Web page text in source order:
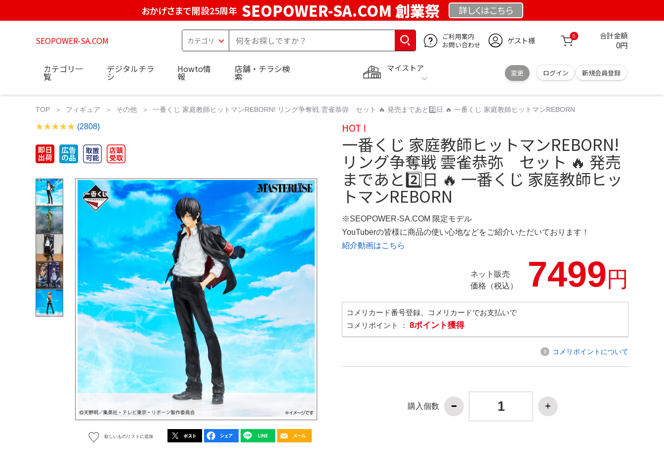
おかげさまで開設25周年 SEOPOWER-SA.COM 創業祭 詳しくはこちら
SEOPOWER-SA.COM
ご利用案内
お問い合わせ
ゲスト様 0 合計金額
0円
マイストア
変更 ログイン 新規会員登録
カテゴリ一
覧
デジタルチラ
シ
Howto情
報
店舗・チラシ検
索
TOP フィギュア その他 一番くじ 家庭教師ヒットマンREBORN! リング争奪戦 雲雀恭弥 セット 🔥 発売まであと2️⃣日 🔥 一番くじ 家庭教師ヒットマンREBORN
(2808)
欲しいものリストに追加
HOT !
一番くじ 家庭教師ヒットマンREBORN!
リング争奪戦 雲雀恭弥 セット 🔥 発売
まであと2️⃣日 🔥 一番くじ 家庭教師ヒッ
トマンREBORN
※SEOPOWER-SA.COM 限定モデル
YouTuberの皆様に商品の使い心地などをご紹介いただいております！
紹介動画はこちら
ネット販売
価格（税込）
7499円
コメリカード番号登録、コメリカードでお支払いで
コメリポイント ： 8ポイント獲得
コメリポイントについて
購入個数